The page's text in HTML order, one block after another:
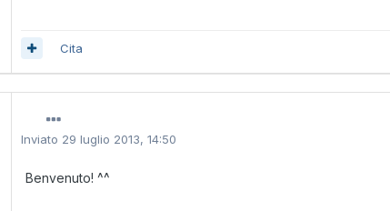
Cita
Inviato 29 luglio 2013, 14:50
Benvenuto! ^^